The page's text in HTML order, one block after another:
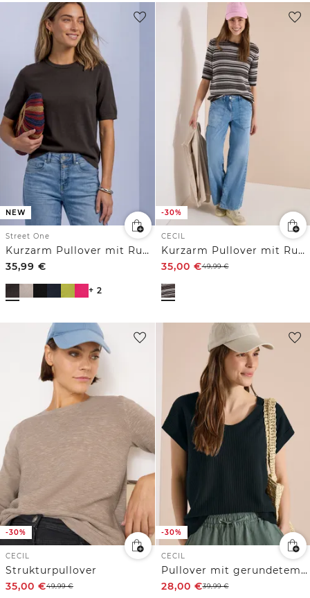
NEW
Street One
Kurzarm Pullover mit Rundhals in Unifarbe
35,99 €
+ 2
-30%
CECIL
Kurzarm Pullover mit Rundhals und Streifen
35,00 €49,99€
-30%
CECIL
Strukturpullover
35,00 €49,99€
-30%
CECIL
Pullover mit gerundetem V-Ausschnitt
28,00 €39,99€